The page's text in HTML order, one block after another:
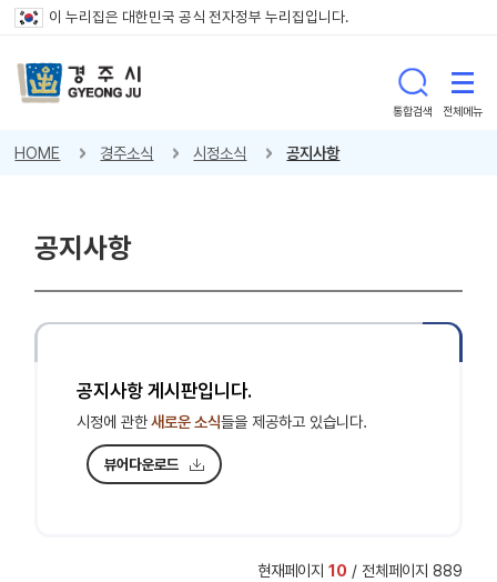
이 누리집은 대한민국 공식 전자정부 누리집입니다.
통합검색 전체메뉴
HOME 경주소식 시정소식 공지사항
공지사항
공지사항 게시판입니다.
시정에 관한새로운 소식들을 제공하고 있습니다.
뷰어다운로드
현재페이지 10 / 전체페이지 889